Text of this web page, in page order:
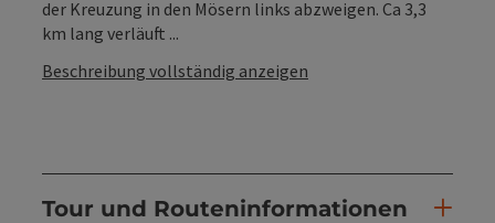
der Kreuzung in den Mösern links abzweigen. Ca 3,3
km lang verläuft ...
Beschreibung vollständig anzeigen
Tour und Routeninformationen